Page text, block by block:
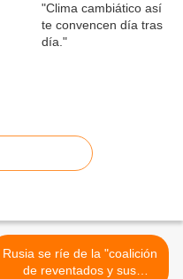
Rusia se ríe de la "coalición
de reventados y sus